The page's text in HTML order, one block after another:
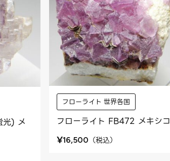
光) メ
フローライト 世界各国
フローライト FB472 メキシコ
¥16,500 （税込）